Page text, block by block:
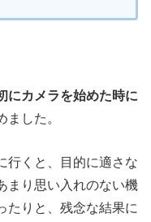
にカメラを始めた時に
ました。
行くと、目的に適さな
まり思い入れのない機
たりと、残念な結果に